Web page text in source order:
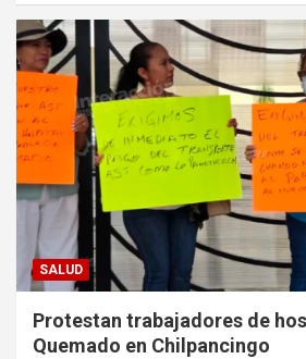
SALUD
Protestan trabajadores de
Quemado en Chilpancingo